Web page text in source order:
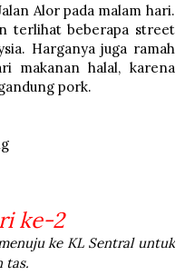
Alor pada malam hari.
terlihat beberapa street
Harganya juga ramah
makanan halal, karena
pork.
ke-2
ke KL Sentral untuk
tas.